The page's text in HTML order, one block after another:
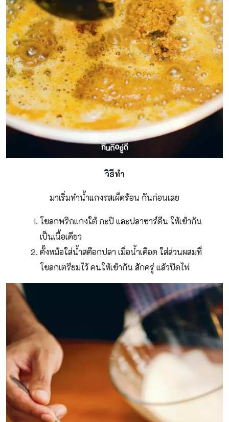
วิธีทำ
มาเริ่มทําน้ําแกงรสเผ็ดร้อน กันก่อนเลย
โขลกพริกแกงใต้ กะปิ และปลาซาร์ดีน ให้เข้ากัน
เป็นเนื้อเดียว
ตั้งหม้อใส่น้ําสต๊อกปลา เมื่อน้ําเดือด ใส่ส่วนผสมที่
โขลกเตรียมไว้ คนให้เข้ากัน สักครู่ แล้วปิดไฟ